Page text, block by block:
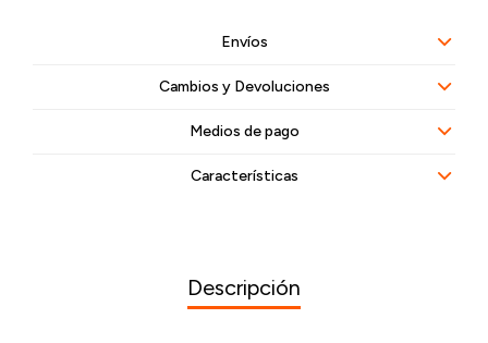
Envíos
Cambios y Devoluciones
Medios de pago
Características
Descripción